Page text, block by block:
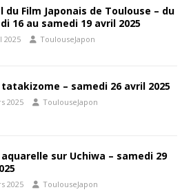
du Film Japonais de Toulouse – du
16 au samedi 19 avril 2025
2025 ToulouseJapon
– samedi 26 avril 2025
2025 ToulouseJapon
sur Uchiwa – samedi 29
2025 ToulouseJapon